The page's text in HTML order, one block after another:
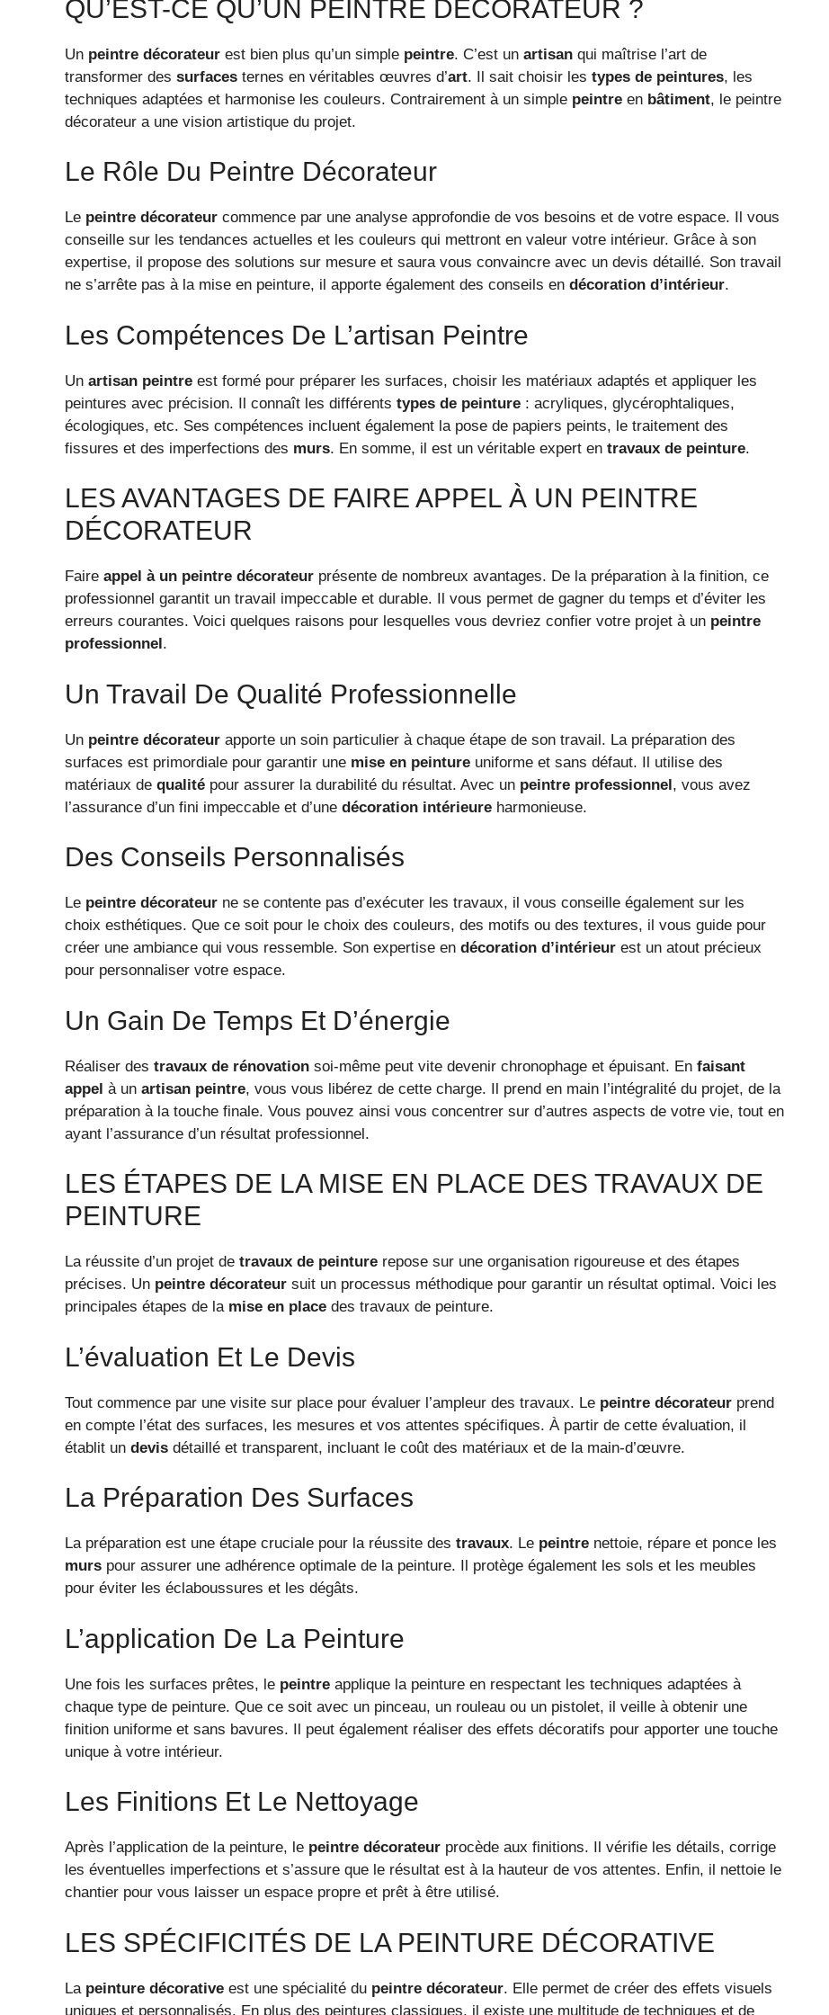
QU’EST-CE QU’UN PEINTRE DÉCORATEUR ?
Un peintre décorateur est bien plus qu’un simple peintre. C’est un artisan qui maîtrise l’art de
transformer des surfaces ternes en véritables œuvres d’art. Il sait choisir les types de peintures, les
techniques adaptées et harmonise les couleurs. Contrairement à un simple peintre en bâtiment, le peintre
décorateur a une vision artistique du projet.
Le Rôle Du Peintre Décorateur
Le peintre décorateur commence par une analyse approfondie de vos besoins et de votre espace. Il vous
conseille sur les tendances actuelles et les couleurs qui mettront en valeur votre intérieur. Grâce à son
expertise, il propose des solutions sur mesure et saura vous convaincre avec un devis détaillé. Son travail
ne s’arrête pas à la mise en peinture, il apporte également des conseils en décoration d’intérieur.
Les Compétences De L’artisan Peintre
Un artisan peintre est formé pour préparer les surfaces, choisir les matériaux adaptés et appliquer les
peintures avec précision. Il connaît les différents types de peinture : acryliques, glycérophtaliques,
écologiques, etc. Ses compétences incluent également la pose de papiers peints, le traitement des
fissures et des imperfections des murs. En somme, il est un véritable expert en travaux de peinture.
LES AVANTAGES DE FAIRE APPEL À UN PEINTRE
DÉCORATEUR
Faire appel à un peintre décorateur présente de nombreux avantages. De la préparation à la finition, ce
professionnel garantit un travail impeccable et durable. Il vous permet de gagner du temps et d’éviter les
erreurs courantes. Voici quelques raisons pour lesquelles vous devriez confier votre projet à un peintre
professionnel.
Un Travail De Qualité Professionnelle
Un peintre décorateur apporte un soin particulier à chaque étape de son travail. La préparation des
surfaces est primordiale pour garantir une mise en peinture uniforme et sans défaut. Il utilise des
matériaux de qualité pour assurer la durabilité du résultat. Avec un peintre professionnel, vous avez
l’assurance d’un fini impeccable et d’une décoration intérieure harmonieuse.
Des Conseils Personnalisés
Le peintre décorateur ne se contente pas d’exécuter les travaux, il vous conseille également sur les
choix esthétiques. Que ce soit pour le choix des couleurs, des motifs ou des textures, il vous guide pour
créer une ambiance qui vous ressemble. Son expertise en décoration d’intérieur est un atout précieux
pour personnaliser votre espace.
Un Gain De Temps Et D’énergie
Réaliser des travaux de rénovation soi-même peut vite devenir chronophage et épuisant. En faisant
appel à un artisan peintre, vous vous libérez de cette charge. Il prend en main l’intégralité du projet, de la
préparation à la touche finale. Vous pouvez ainsi vous concentrer sur d’autres aspects de votre vie, tout en
ayant l’assurance d’un résultat professionnel.
LES ÉTAPES DE LA MISE EN PLACE DES TRAVAUX DE
PEINTURE
La réussite d’un projet de travaux de peinture repose sur une organisation rigoureuse et des étapes
précises. Un peintre décorateur suit un processus méthodique pour garantir un résultat optimal. Voici les
principales étapes de la mise en place des travaux de peinture.
L’évaluation Et Le Devis
Tout commence par une visite sur place pour évaluer l’ampleur des travaux. Le peintre décorateur prend
en compte l’état des surfaces, les mesures et vos attentes spécifiques. À partir de cette évaluation, il
établit un devis détaillé et transparent, incluant le coût des matériaux et de la main-d’œuvre.
La Préparation Des Surfaces
La préparation est une étape cruciale pour la réussite des travaux. Le peintre nettoie, répare et ponce les
murs pour assurer une adhérence optimale de la peinture. Il protège également les sols et les meubles
pour éviter les éclaboussures et les dégâts.
L’application De La Peinture
Une fois les surfaces prêtes, le peintre applique la peinture en respectant les techniques adaptées à
chaque type de peinture. Que ce soit avec un pinceau, un rouleau ou un pistolet, il veille à obtenir une
finition uniforme et sans bavures. Il peut également réaliser des effets décoratifs pour apporter une touche
unique à votre intérieur.
Les Finitions Et Le Nettoyage
Après l’application de la peinture, le peintre décorateur procède aux finitions. Il vérifie les détails, corrige
les éventuelles imperfections et s’assure que le résultat est à la hauteur de vos attentes. Enfin, il nettoie le
chantier pour vous laisser un espace propre et prêt à être utilisé.
LES SPÉCIFICITÉS DE LA PEINTURE DÉCORATIVE
La peinture décorative est une spécialité du peintre décorateur. Elle permet de créer des effets visuels
uniques et personnalisés. En plus des peintures classiques, il existe une multitude de techniques et de